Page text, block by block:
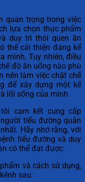
quan trọng trong việc
lựa chọn thực phẩm
duy trì thói quen ăn
thể cải thiện đáng kể
mình. Tuy nhiên, điều
độ ăn uống nào phù
nên làm việc chặt chẽ
để xây dựng một kế
lối sống của mình.
cam kết cung cấp
tiểu đường quản
Hãy nhớ rằng, với
tiểu đường và duy
có thể đạt được.
và cách sử dụng,
sau: